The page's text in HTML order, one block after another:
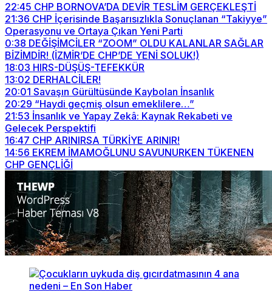
22:45 CHP BORNOVA’DA DEVİR TESLİM GERÇEKLEŞTİ
21:36 CHP İçerisinde Başarısızlıkla Sonuçlanan “Takiyye”
Operasyonu ve Ortaya Çıkan Yeni Parti
0:38 DEĞİŞİMCİLER “ZOOM” OLDU KALANLAR SAĞLAR
BİZİMDİR! (İZMİR’DE CHP’DE YENİ SOLUK!)
18:03 HIRS-DÜŞÜŞ-TEFEKKÜR
13:02 DERHALCİLER!
20:01 Savaşın Gürültüsünde Kaybolan İnsanlık
20:29 “Haydi geçmiş olsun emeklilere…”
21:53 İnsanlık ve Yapay Zekâ: Kaynak Rekabeti ve
Gelecek Perspektifi
16:47 CHP ARINIRSA TÜRKİYE ARINIR!
14:56 EKREM İMAMOĞLUNU SAVUNURKEN TÜKENEN
CHP GENÇLİĞİ